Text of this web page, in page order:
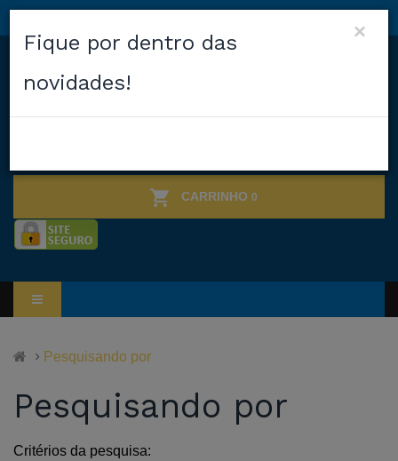
×
Fique por dentro das
novidades!
CARRINHO 0
Pesquisando por
Pesquisando por
Critérios da pesquisa: